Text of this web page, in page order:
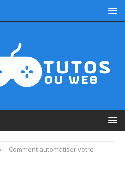
Comment automatiser votre